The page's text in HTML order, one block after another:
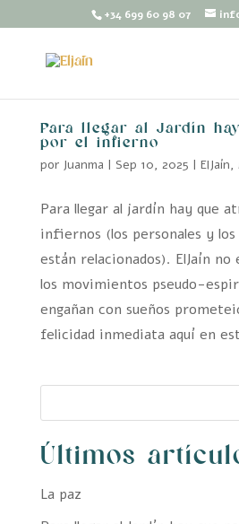
+34 699 60 98 07
Para llegar al Jardín
por el infierno
por Juanma | Sep 10, 2025 | ElJaín,
Para llegar al jardín hay que
infiernos (los personales y
están relacionados). ElJaín no
los movimientos pseudo-
engañan con sueños
felicidad inmediata aquí en
Últimos
La paz